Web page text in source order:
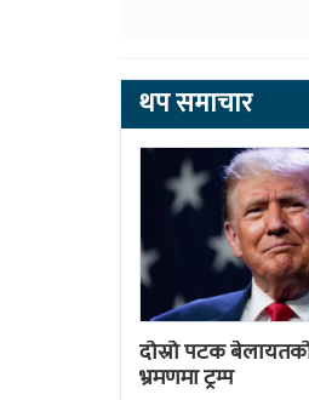
थप समाचार
दोस्रो पटक
भ्रमणमा ट्रम्प